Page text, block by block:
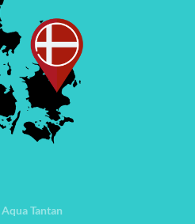
Aqua Tantan